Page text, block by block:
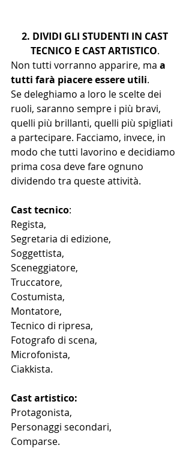
2. DIVIDI GLI STUDENTI IN CAST
TECNICO E CAST ARTISTICO.
Non tutti vorranno apparire, ma a
tutti farà piacere essere utili.
Se deleghiamo a loro le scelte dei
ruoli, saranno sempre i più bravi,
quelli più brillanti, quelli più spigliati
a partecipare. Facciamo, invece, in
modo che tutti lavorino e decidiamo
prima cosa deve fare ognuno
dividendo tra queste attività.
Cast tecnico:
Regista,
Segretaria di edizione,
Soggettista,
Sceneggiatore,
Truccatore,
Costumista,
Montatore,
Tecnico di ripresa,
Fotografo di scena,
Microfonista,
Ciakkista.
Cast artistico:
Protagonista,
Personaggi secondari,
Comparse.